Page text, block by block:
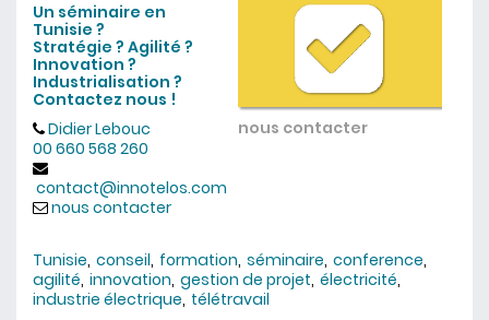
nous contacter
Un séminaire en
Tunisie ?
Stratégie ? Agilité ?
Innovation ?
Industrialisation ?
Contactez nous !
Didier Lebouc
00 660 568 260
contact@innotelos.com
nous contacter
Tunisie conseil formation séminaire conference
agilité innovation gestion de projet électricité
industrie électrique télétravail